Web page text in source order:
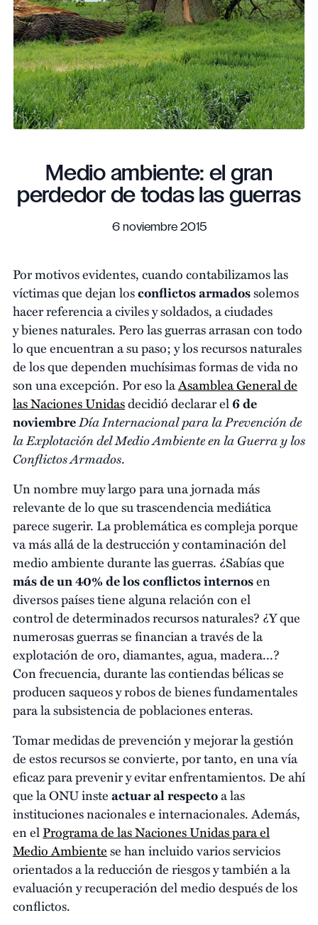
Medio ambiente: el gran
perdedor de todas las guerras
6 noviembre 2015
Por motivos evidentes, cuando contabilizamos las
víctimas que dejan losconflictos armadossolemos
hacer referencia a civiles y soldados, a ciudades
y bienes naturales. Pero las guerras arrasan con todo
lo que encuentran a su paso; y los recursos naturales
de los que dependen muchísimas formas de vida no
son una excepción. Por eso laAsamblea General de
las Naciones Unidasdecidió declarar el6 de
noviembreDía Internacional para la Prevención de
la Explotación del Medio Ambiente en la Guerra y los
Conflictos Armados.
Un nombre muy largo para una jornada más
relevante de lo que su trascendencia mediática
parece sugerir. La problemática es compleja porque
va más allá de la destrucción y contaminación del
medio ambiente durante las guerras. ¿Sabías que
más de un 40% de los conflictos internosen
diversos países tiene alguna relación con el
control de determinados recursos naturales? ¿Y que
numerosas guerras se financian a través de la
explotación de oro, diamantes, agua, madera...?
Con frecuencia, durante las contiendas bélicas se
producen saqueos y robos de bienes fundamentales
para la subsistencia de poblaciones enteras.
Tomar medidas de prevención y mejorar la gestión
de estos recursos se convierte, por tanto, en una vía
eficaz para prevenir y evitar enfrentamientos. De ahí
que la ONU insteactuar al respectoa las
instituciones nacionales e internacionales. Además,
en elPrograma de las Naciones Unidas para el
Medio Ambientese han incluido varios servicios
orientados a la reducción de riesgos y también a la
evaluación y recuperación del medio después de los
conflictos.